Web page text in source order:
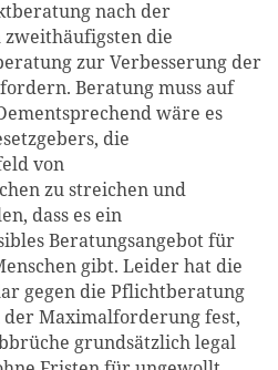
nach der
zweithäufigsten die
zur Verbesserung der
Beratung muss auf
wäre es
die
von
zu streichen und
dass es ein
Beratungsangebot für
gibt. Leider hat die
gegen die Pflichtberatung
Maximalforderung fest,
grundsätzlich legal